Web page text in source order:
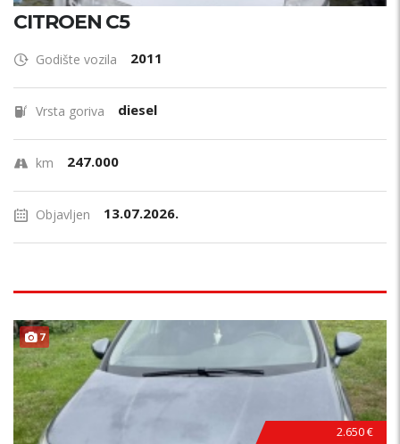
CITROEN C5
Godište vozila 2011
Vrsta goriva diesel
km 247.000
Objavljen 13.07.2026.
7
2.650 €